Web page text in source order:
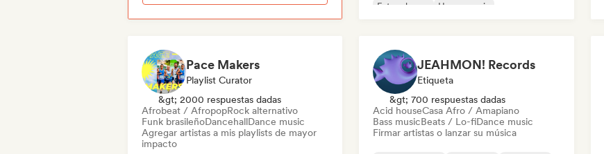
Future house
House music
Pace Makers
Playlist Curator
&gt; 2000 respuestas dadas
Afrobeat / AfropopRock alternativo
Funk brasileñoDancehallDance music
Agregar artistas a mis playlists de mayor
impacto
JEAHMON! Records
Etiqueta
&gt; 700 respuestas dadas
Acid houseCasa Afro / Amapiano
Bass musicBeats / Lo-fiDance music
Firmar artistas o lanzar su música